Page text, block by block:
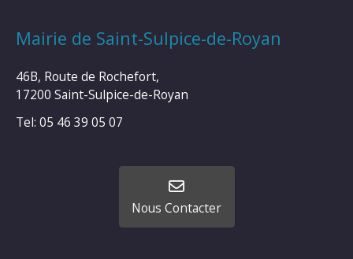
Mairie de Saint-Sulpice-de-Royan
46B, Route de Rochefort,
17200 Saint-Sulpice-de-Royan
Tel: 05 46 39 05 07
Nous Contacter